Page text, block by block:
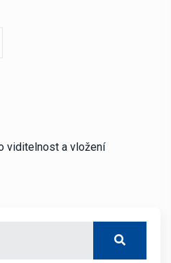
viditelnost a vložení